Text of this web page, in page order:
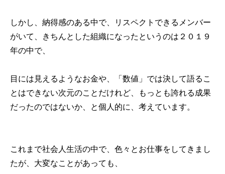
しかし、納得感のある中で、リスペクトできるメンバー
がいて、きちんとした組織になったというのは２０１９
年の中で、
目には見えるようなお金や、「数値」では決して語るこ
とはできない次元のことだけれど、もっとも誇れる成果
だったのではないか、と個人的に、考えています。
これまで社会人生活の中で、色々とお仕事をしてきまし
たが、大変なことがあっても、